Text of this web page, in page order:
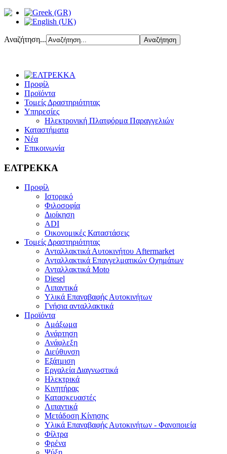
Αναζήτηση...
Προφίλ
Προϊόντα
Τομείς Δραστηριότητας
Υπηρεσίες
Ηλεκτρονική Πλατφόρμα Παραγγελιών
Καταστήματα
Νέα
Επικοινωνία
ΕΛΤΡΕΚΚΑ
Προφίλ
Ιστορικό
Φιλοσοφία
Διοίκηση
ADI
Οικονομικές Καταστάσεις
Τομείς Δραστηριότητας
Ανταλλακτικά Αυτοκινήτου Aftermarket
Ανταλλακτικά Επαγγελματικών Οχημάτων
Ανταλλακτικά Moto
Diesel
Λιπαντικά
Υλικά Επαναβαφής Αυτοκινήτων
Γνήσια ανταλλακτικά
Προϊόντα
Αμάξωμα
Ανάρτηση
Ανάφλεξη
Διεύθυνση
Εξάτμιση
Εργαλεία Διαγνωστικά
Ηλεκτρικά
Κινητήρας
Κατασκευαστές
Λιπαντικά
Μετάδοση Κίνησης
Υλικά Επαναβαφής Αυτοκινήτων - Φανοποιεία
Φίλτρα
Φρένα